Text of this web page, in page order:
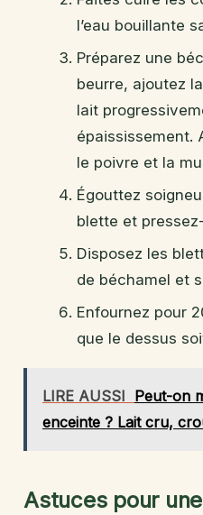
l’eau bouillante
Préparez une
beurre, ajoutez
lait
épaississement.
le poivre et la
Égouttez
blette et
Disposez les
de béchamel et
Enfournez pour
que le dessus
LIRE AUSSI Peut-on
enceinte ? Lait cru,
Astuces pour